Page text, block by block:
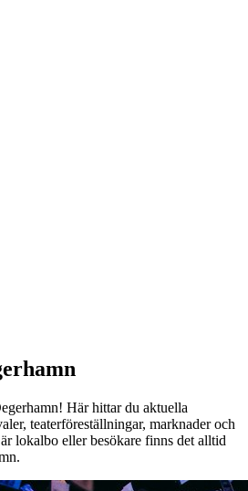
Här hittar du aktuella
teaterföreställningar, marknader och
lokalbo eller besökare finns det alltid